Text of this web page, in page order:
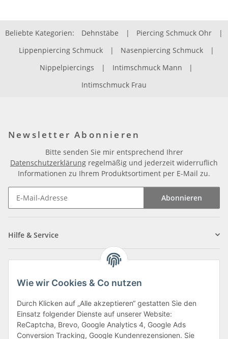
Wie wir Cookies & Co nutzen
Durch Klicken auf „Alle akzeptieren“ gestatten Sie den
Einsatz folgender Dienste auf unserer Website:
ReCaptcha, Brevo, Google Analytics 4, Google Ads
Conversion Tracking, Google Kundenrezensionen. Sie
Beliebte Kategorien: Dehnstäbe | Piercing Schmuck Ohr
|
Lippenpiercing Schmuck
| Nasenpiercing Schmuck
|
Nippelpiercings
| Intimschmuck Mann
|
Intimschmuck Frau
Newsletter Abonnieren
Bitte senden Sie mir entsprechend Ihrer
Datenschutzerklärung regelmäßig und jederzeit widerruflich
Informationen zu Ihrem Produktsortiment per E-Mail zu.
Abonnieren
Hilfe & Service
Informationen
Zahlungsarten